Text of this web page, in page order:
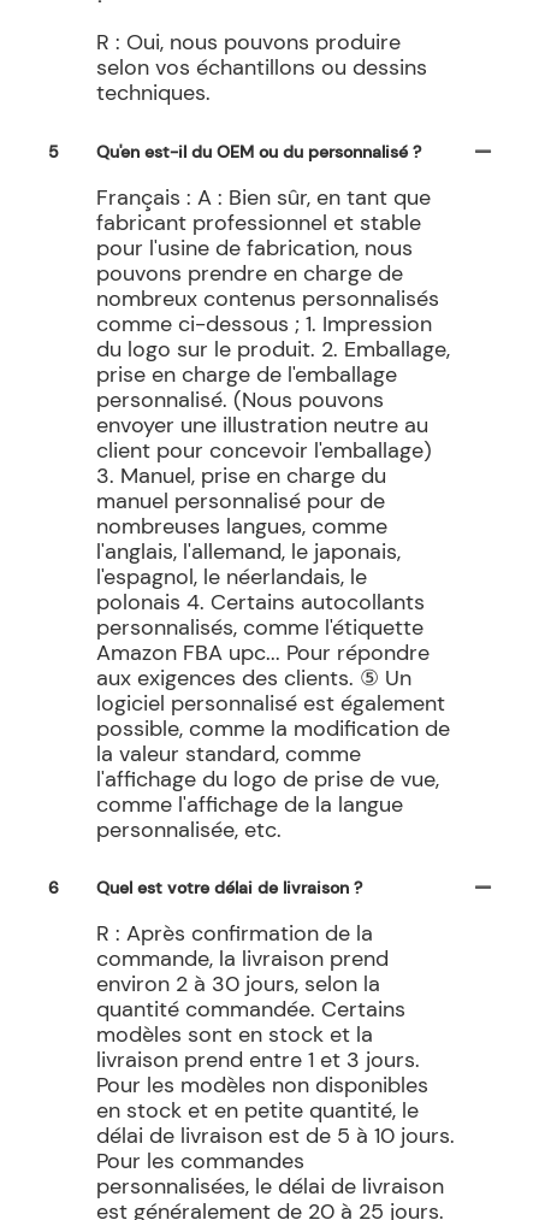
R : Oui, nous pouvons produire
selon vos échantillons ou dessins
techniques.
5 Qu'en est-il du OEM ou du personnalisé ?
Français : A : Bien sûr, en tant que
fabricant professionnel et stable
pour l'usine de fabrication, nous
pouvons prendre en charge de
nombreux contenus personnalisés
comme ci-dessous ; 1. Impression
du logo sur le produit. 2. Emballage,
prise en charge de l'emballage
personnalisé. (Nous pouvons
envoyer une illustration neutre au
client pour concevoir l'emballage)
3. Manuel, prise en charge du
manuel personnalisé pour de
nombreuses langues, comme
l'anglais, l'allemand, le japonais,
l'espagnol, le néerlandais, le
polonais 4. Certains autocollants
personnalisés, comme l'étiquette
Amazon FBA upc... Pour répondre
aux exigences des clients. ⑤ Un
logiciel personnalisé est également
possible, comme la modification de
la valeur standard, comme
l'affichage du logo de prise de vue,
comme l'affichage de la langue
personnalisée, etc.
6 Quel est votre délai de livraison ?
R : Après confirmation de la
commande, la livraison prend
environ 2 à 30 jours, selon la
quantité commandée. Certains
modèles sont en stock et la
livraison prend entre 1 et 3 jours.
Pour les modèles non disponibles
en stock et en petite quantité, le
délai de livraison est de 5 à 10 jours.
Pour les commandes
personnalisées, le délai de livraison
est généralement de 20 à 25 jours.